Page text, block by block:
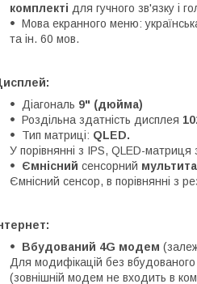
комплекті для гучного зв'язку і
Мова екранного меню:
та ін. 60 мов.
Діагональ 9" (дюйма)
Роздільна здатність дисплея
Тип матриці: QLED.
У порівнянні з IPS, QLED-матриця
Ємнісний сенсорний
Ємнісний сенсор, в порівнянні з
Вбудований 4G модем
Для модифікацій без
(зовнішній модем не входить в